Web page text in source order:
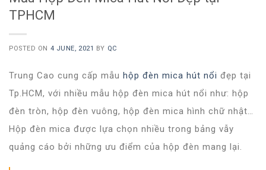
TPHCM
POSTED ON 4 JUNE, 2021 BY QC
Trung Cao cung cấp mẫu hộp đèn mica hút nổi đẹp tại
Tp.HCM, với nhiều mẫu hộp đèn mica hút nổi như: hộp
đèn tròn, hộp đèn vuông, hộp đèn mica hình chữ nhật…
Hộp đèn mica được lựa chọn nhiều trong bảng vẫy
quảng cáo bởi những ưu điểm của hộp đèn mang lại.